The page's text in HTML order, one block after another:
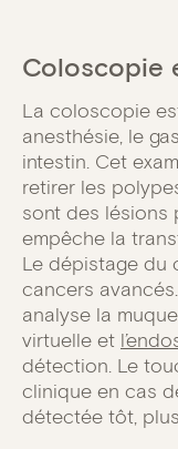
Coloscopie
La coloscopie
anesthésie, le
intestin. Cet
retirer les
sont des lésions
empêche la
Le dépistage du
cancers
analyse la
virtuelle et
détection. Le
clinique en cas
détectée tôt,